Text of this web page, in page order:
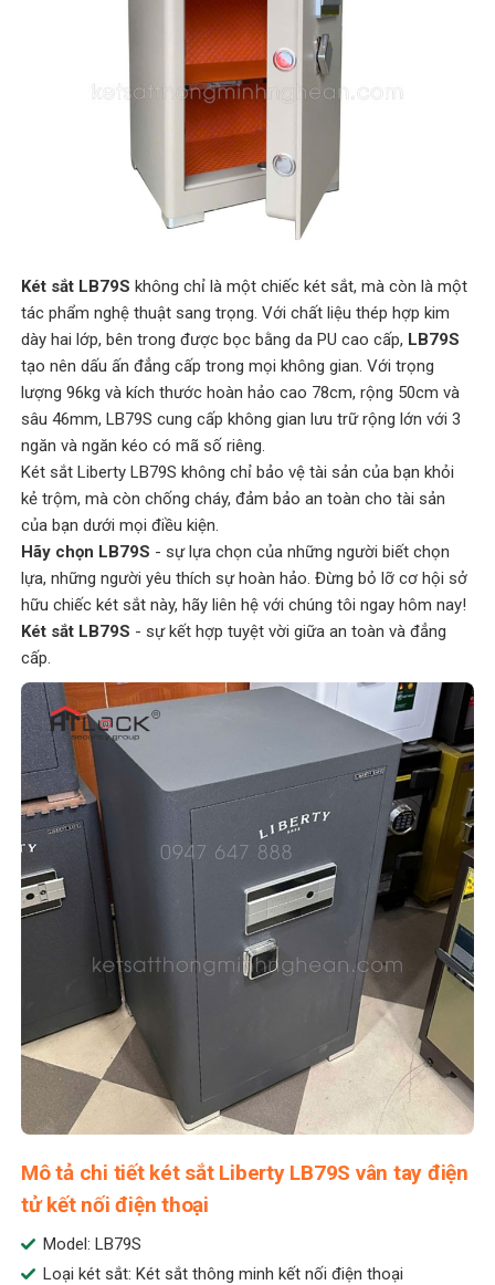
Két sắt LB79Skhông chỉ là một chiếc két sắt, mà còn là một
tác phẩm nghệ thuật sang trọng. Với chất liệu thép hợp kim
dày hai lớp, bên trong được bọc bằng da PU cao cấp, LB79S
tạo nên dấu ấn đẳng cấp trong mọi không gian. Với trọng
lượng 96kg và kích thước hoàn hảo cao 78cm, rộng 50cm và
sâu 46mm, LB79S cung cấp không gian lưu trữ rộng lớn với 3
ngăn và ngăn kéo có mã số riêng.
Két sắt Liberty LB79S không chỉ bảo vệ tài sản của bạn khỏi
kẻ trộm, mà còn chống cháy, đảm bảo an toàn cho tài sản
của bạn dưới mọi điều kiện.
Hãy chọn LB79S - sự lựa chọn của những người biết chọn
lựa, những người yêu thích sự hoàn hảo. Đừng bỏ lỡ cơ hội sở
hữu chiếc két sắt này, hãy liên hệ với chúng tôi ngay hôm nay!
Két sắt LB79S - sự kết hợp tuyệt vời giữa an toàn và đẳng
cấp.
Mô tả chi tiết két sắt Liberty LB79S vân tay điện
tử kết nối điện thoại
Model: LB79S
Loại két sắt: Két sắt thông minh kết nối điện thoại